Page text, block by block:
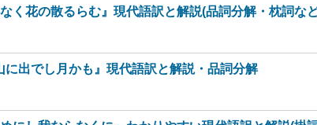
く花の散るらむ』現代語訳と解説(品詞分解・枕詞な
出でし月かも』現代語訳と解説・品詞分解